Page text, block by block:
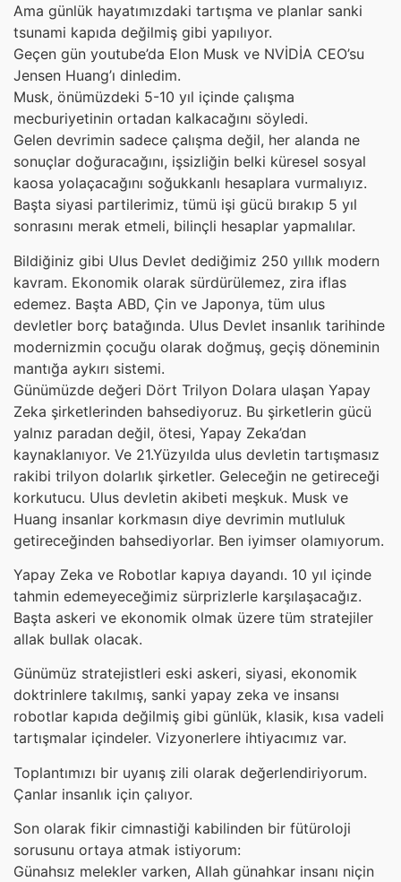
Ama günlük hayatımızdaki tartışma ve planlar sanki
tsunami kapıda değilmiş gibi yapılıyor.
Geçen gün youtube’da Elon Musk ve NVİDİA CEO’su
Jensen Huang’ı dinledim.
Musk, önümüzdeki 5-10 yıl içinde çalışma
mecburiyetinin ortadan kalkacağını söyledi.
Gelen devrimin sadece çalışma değil, her alanda ne
sonuçlar doğuracağını, işsizliğin belki küresel sosyal
kaosa yolaçacağını soğukkanlı hesaplara vurmalıyız.
Başta siyasi partilerimiz, tümü işi gücü bırakıp 5 yıl
sonrasını merak etmeli, bilinçli hesaplar yapmalılar.
Bildiğiniz gibi Ulus Devlet dediğimiz 250 yıllık modern
kavram. Ekonomik olarak sürdürülemez, zira iflas
edemez. Başta ABD, Çin ve Japonya, tüm ulus
devletler borç batağında. Ulus Devlet insanlık tarihinde
modernizmin çocuğu olarak doğmuş, geçiş döneminin
mantığa aykırı sistemi.
Günümüzde değeri Dört Trilyon Dolara ulaşan Yapay
Zeka şirketlerinden bahsediyoruz. Bu şirketlerin gücü
yalnız paradan değil, ötesi, Yapay Zeka’dan
kaynaklanıyor. Ve 21.Yüzyılda ulus devletin tartışmasız
rakibi trilyon dolarlık şirketler. Geleceğin ne getireceği
korkutucu. Ulus devletin akibeti meşkuk. Musk ve
Huang insanlar korkmasın diye devrimin mutluluk
getireceğinden bahsediyorlar. Ben iyimser olamıyorum.
Yapay Zeka ve Robotlar kapıya dayandı. 10 yıl içinde
tahmin edemeyeceğimiz sürprizlerle karşılaşacağız.
Başta askeri ve ekonomik olmak üzere tüm stratejiler
allak bullak olacak.
Günümüz stratejistleri eski askeri, siyasi, ekonomik
doktrinlere takılmış, sanki yapay zeka ve insansı
robotlar kapıda değilmiş gibi günlük, klasik, kısa vadeli
tartışmalar içindeler. Vizyonerlere ihtiyacımız var.
Toplantımızı bir uyanış zili olarak değerlendiriyorum.
Çanlar insanlık için çalıyor.
Son olarak fikir cimnastiği kabilinden bir fütüroloji
sorusunu ortaya atmak istiyorum:
Günahsız melekler varken, Allah günahkar insanı niçin